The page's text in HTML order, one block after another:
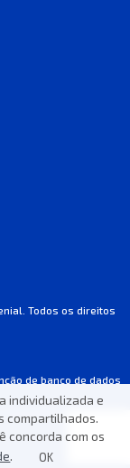
individualizada e
compartilhados.
concorda com os
. OK
de banco de dados
Consulte
Todos os direitos